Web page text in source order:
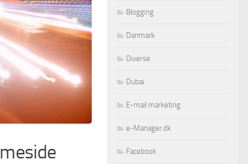
Blogging
Danmark
Diverse
Dubai
E-mail marketing
e-Manager.dk
Facebook